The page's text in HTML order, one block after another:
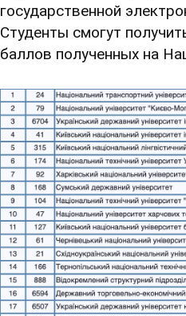
государственной
Студенты смогут
баллов полученных на